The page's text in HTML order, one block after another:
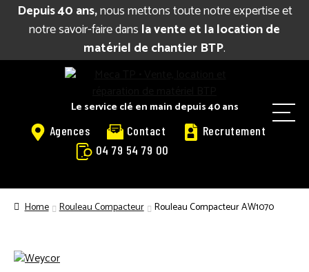
Depuis 40 ans,nous mettons toute notre expertise et
notre savoir-faire dans la vente et la location de
matériel de chantier BTP.
navigation
Le service clé en main depuis 40 ans
Agences Contact
Recrutement
04 79 54 79 00
M
BIENVENUE
VENTE
Home Rouleau Compacteur Rouleau Compacteur AW1070